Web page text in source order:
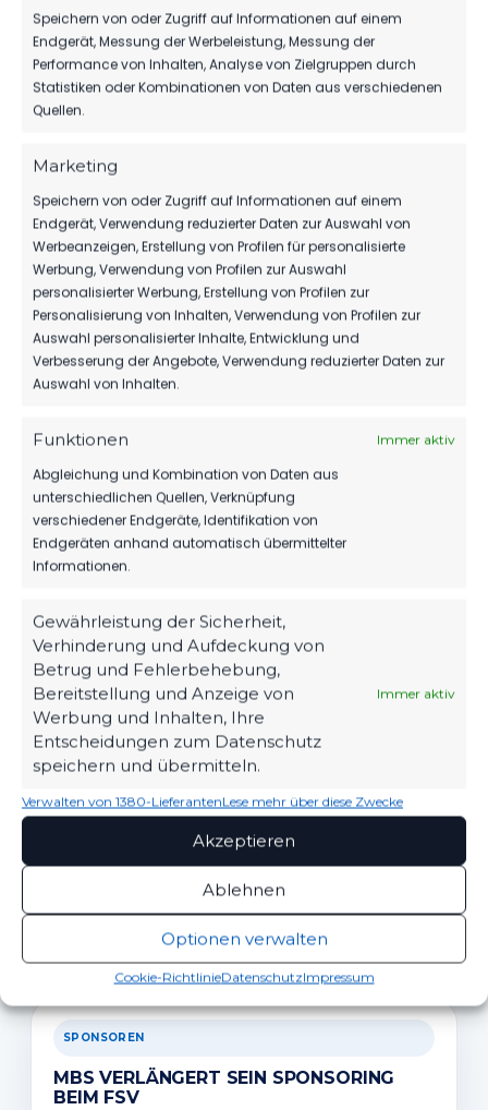
Speichern von oder Zugriff auf Informationen auf einem
Endgerät, Messung der Werbeleistung, Messung der
Performance von Inhalten, Analyse von Zielgruppen durch
Statistiken oder Kombinationen von Daten aus verschiedenen
Quellen.
Marketing
Speichern von oder Zugriff auf Informationen auf einem
Endgerät, Verwendung reduzierter Daten zur Auswahl von
Werbeanzeigen, Erstellung von Profilen für personalisierte
Werbung, Verwendung von Profilen zur Auswahl
personalisierter Werbung, Erstellung von Profilen zur
Personalisierung von Inhalten, Verwendung von Profilen zur
Auswahl personalisierter Inhalte, Entwicklung und
Verbesserung der Angebote, Verwendung reduzierter Daten zur
Auswahl von Inhalten.
Funktionen Immer aktiv
Abgleichung und Kombination von Daten aus
unterschiedlichen Quellen, Verknüpfung
verschiedener Endgeräte, Identifikation von
Endgeräten anhand automatisch übermittelter
Informationen.
Gewährleistung der Sicherheit,
Verhinderung und Aufdeckung von
Betrug und Fehlerbehebung,
Bereitstellung und Anzeige von
Werbung und Inhalten, Ihre
Entscheidungen zum Datenschutz
speichern und übermitteln.
Immer aktiv
Verwalten von 1380-LieferantenLese mehr über diese Zwecke
Akzeptieren
Ablehnen
Optionen verwalten
Cookie-RichtlinieDatenschutzImpressum
Wer sich ebenfalls für den Job als Schiedsrichter
interessiert, der kann sich gerne in der
Geschäftsstelle des FSV 63 Luckenwalde per Mail
aninfo@fsv63-luckenwalde
im Verein.
VORHERIGER BEITRAG
VEREINSINVENTAR BEENDET
SEINE KARRIERE
NÄCHSTER BEITRAG
LETZTES SPIEL FÜR FLORIAN
BITZKA ALS TRAINER DER
RESERVEMANNSCHAFT
WEITERE MELDUNGEN
DAS KÖNNTE DICH
AUCH INTERESSIEREN.
TIM MEYER WECHSELT ZU GERMANIA
HALBERSTADT
88
SPONSOREN
MBS VERLÄNGERT SEIN SPONSORING
BEIM FSV